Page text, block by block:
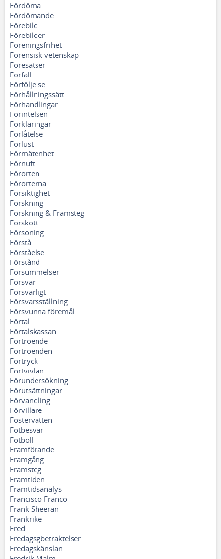
Fördöma
Fördömande
Förebild
Förebilder
Föreningsfrihet
Forensisk vetenskap
Föresatser
Förfall
Förföljelse
Förhållningssätt
Förhandlingar
Förintelsen
Förklaringar
Förlåtelse
Förlust
Förmätenhet
Förnuft
Förorten
Förorterna
Försiktighet
Forskning
Forskning & Framsteg
Förskott
Försoning
Förstå
Förståelse
Förstånd
Försummelser
Försvar
Försvarligt
Försvarsställning
Försvunna föremål
Förtal
Förtalskassan
Förtroende
Förtroenden
Förtryck
Förtvivlan
Förundersökning
Förutsättningar
Förvandling
Förvillare
Fostervatten
Fotbesvär
Fotboll
Framförande
Framgång
Framsteg
Framtiden
Framtidsanalys
Francisco Franco
Frank Sheeran
Frankrike
Fred
Fredagsgbetraktelser
Fredagskänslan